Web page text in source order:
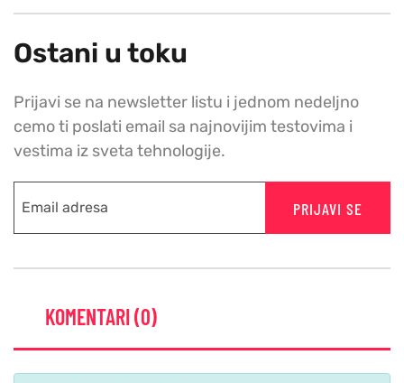
Ostani u toku
Prijavi se na newsletter listu i jednom nedeljno
cemo ti poslati email sa najnovijim testovima i
vestima iz sveta tehnologije.
PRIJAVI SE
KOMENTARI (0)